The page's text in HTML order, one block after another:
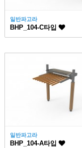
일반파고라
BHP_104-C타입
일반파고라
BHP_104-A타입